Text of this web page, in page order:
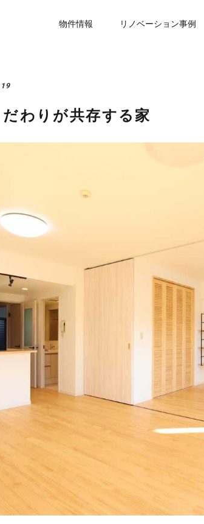
物件情報 リノベーション事例
わりが共存する家